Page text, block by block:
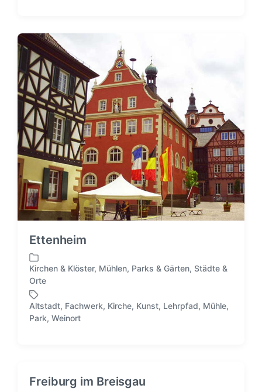
n
t
l
i
c
h
t
i
n
a
g
w
ö
r
t
e
r
Ettenheim
V
r
ö
f
l
Kirchen & Klöster, Mühlen, Parks & Gärten, Städte &
Orte
S
w
Altstadt, Fachwerk, Kirche, Kunst, Lehrpfad, Mühle,
Park, Weinort
Freiburg im Breisgau